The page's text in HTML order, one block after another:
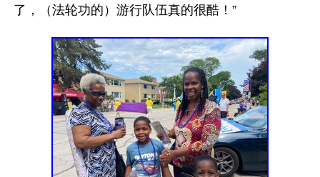
了，（法轮功的）游行队伍真的很酷！”